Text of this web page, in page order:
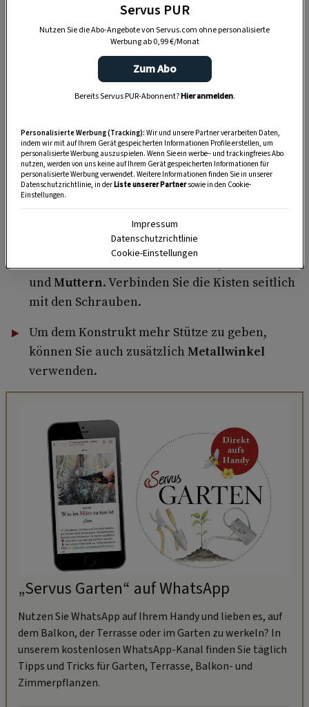
besonders schön.
Befreien Sie die alten Kisten mit einer
Stahlbürstevon Staub und Obstresten.
lassen sie alles schön trocknen.
Nun können Sie die guten Stücke nach Lust
und Laune arrangieren. Achten Sie darauf,
dass etwaige beschädigte Seiten nicht zu
sehen sind.
Ist die passende Konstellation gefunden,
Akkubohrer
undMuttern. Verbinden Sie die Kisten seitlich
mit den Schrauben.
Um dem Konstrukt mehr Stütze zu geben,
können Sie auch zusätzlich Metallwinkel
verwenden.
„Servus Garten“ auf WhatsApp
Nutzen Sie WhatsApp auf Ihrem Handy und lieben es, auf
dem Balkon, der Terrasse oder im Garten zu werkeln? In
unserem kostenlosen WhatsApp-Kanal finden Sie täglich
Tipps und Tricks für Garten, Terrasse, Balkon- und
Zimmerpflanzen.
Servus PUR
Nutzen Sie die Abo-Angebote von Servus.com ohne personalisierte
Werbung ab 0,99 €/Monat
Zum Abo
Bereits Servus PUR-Abonnent?Hier anmelden.
Personalisierte Werbung (Tracking): Wir und unsere Partner verarbeiten Daten,
indem wir mit auf Ihrem Gerät gespeicherten Informationen Profile erstellen, um
personalisierte Werbung auszuspielen. Wenn Sie ein werbe– und trackingfreies Abo
nutzen, werden von uns keine auf Ihrem Gerät gespeicherten Informationen für
personalisierte Werbung verwendet. Weitere Informationen finden Sie in unserer
Datenschutzrichtlinie, in derListe unserer Partnersowie in den Cookie-
Einstellungen.
Impressum
Datenschutzrichtlinie
Cookie-Einstellungen